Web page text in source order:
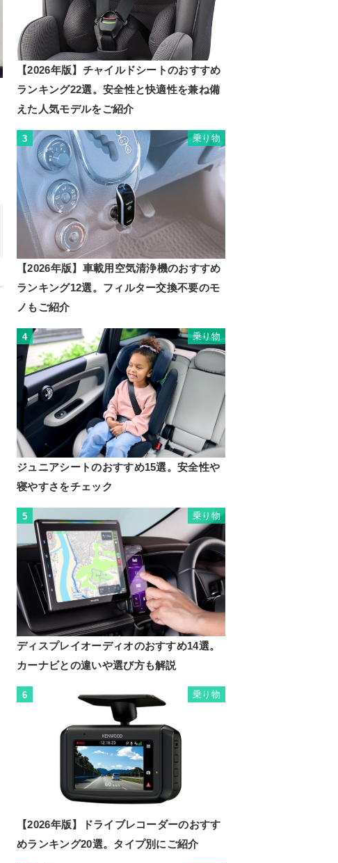
【2026年版】チャイルドシートのおすすめ
ランキング22選。安全性と快適性を兼ね備
えた人気モデルをご紹介
3 乗り物
【2026年版】車載用空気清浄機のおすすめ
ランキング12選。フィルター交換不要のモ
ノもご紹介
4 乗り物
ジュニアシートのおすすめ15選。安全性や
寝やすさをチェック
5 乗り物
ディスプレイオーディオのおすすめ14選。
カーナビとの違いや選び方も解説
6 乗り物
【2026年版】ドライブレコーダーのおすす
めランキング20選。タイプ別にご紹介